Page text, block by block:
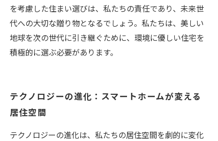
を考慮した住まい選びは、私たちの責任であり、未来世
代への大切な贈り物となるでしょう。私たちは、美しい
地球を次の世代に引き継ぐために、環境に優しい住宅を
積極的に選ぶ必要があります。
テクノロジーの進化：スマートホームが変える
居住空間
テクノロジーの進化は、私たちの居住空間を劇的に変化